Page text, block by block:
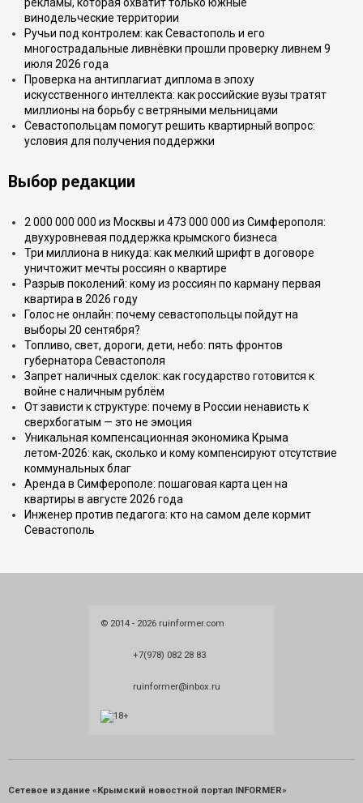
винодельческие территории
Ручьи под контролем: как Севастополь и его
многострадальные ливнёвки прошли проверку ливнем 9
июля 2026 года
Проверка на антиплагиат диплома в эпоху
искусственного интеллекта: как российские вузы тратят
миллионы на борьбу с ветряными мельницами
Севастопольцам помогут решить квартирный вопрос:
условия для получения поддержки
Выбор редакции
2 000 000 000 из Москвы и 473 000 000 из Симферополя:
двухуровневая поддержка крымского бизнеса
Три миллиона в никуда: как мелкий шрифт в договоре
уничтожит мечты россиян о квартире
Разрыв поколений: кому из россиян по карману первая
квартира в 2026 году
Голос не онлайн: почему севастопольцы пойдут на
выборы 20 сентября?
Топливо, свет, дороги, дети, небо: пять фронтов
губернатора Севастополя
Запрет наличных сделок: как государство готовится к
войне с наличным рублём
От зависти к структуре: почему в России ненависть к
сверхбогатым — это не эмоция
Уникальная компенсационная экономика Крыма
летом-2026: как, сколько и кому компенсируют отсутствие
коммунальных благ
Аренда в Симферополе: пошаговая карта цен на
квартиры в августе 2026 года
Инженер против педагога: кто на самом деле кормит
Севастополь
© 2014 - 2026 ruinformer.com
+7(978) 082 28 83
ruinformer@inbox.ru
Сетевое издание «Крымский новостной портал INFORMER»